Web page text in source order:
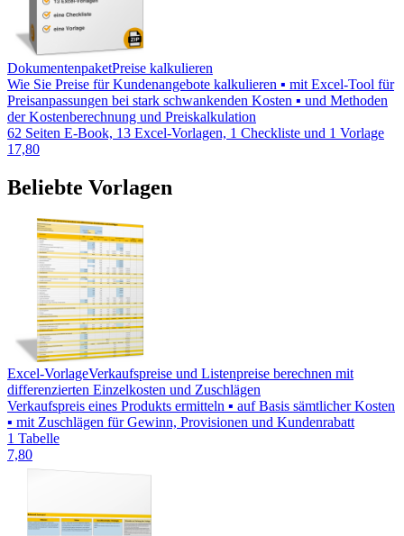
DokumentenpaketPreise kalkulieren
Wie Sie Preise für Kundenangebote kalkulieren ▪ mit Excel-Tool für
Preisanpassungen bei stark schwankenden Kosten ▪ und Methoden
der Kostenberechnung und Preiskalkulation
62 Seiten E-Book, 13 Excel-Vorlagen, 1 Checkliste und 1 Vorlage
17,80
Beliebte Vorlagen
Excel-VorlageVerkaufspreise und Listenpreise berechnen mit
differenzierten Einzelkosten und Zuschlägen
Verkaufspreis eines Produkts ermitteln ▪ auf Basis sämtlicher Kosten
▪ mit Zuschlägen für Gewinn, Provisionen und Kundenrabatt
1 Tabelle
7,80